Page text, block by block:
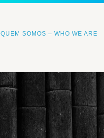
QUEM SOMOS – WHO WE ARE